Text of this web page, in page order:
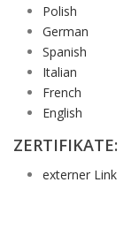
Polish
German
Spanish
Italian
French
English
ZERTIFIKATE:
externer Link